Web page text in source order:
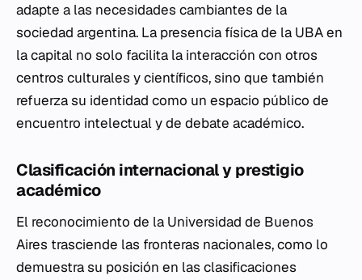
adapte a las necesidades cambiantes de la
sociedad argentina. La presencia física de la UBA en
la capital no solo facilita la interacción con otros
centros culturales y científicos, sino que también
refuerza su identidad como un espacio público de
encuentro intelectual y de debate académico.
Clasificación internacional y prestigio
académico
El reconocimiento de la Universidad de Buenos
Aires trasciende las fronteras nacionales, como lo
demuestra su posición en las clasificaciones